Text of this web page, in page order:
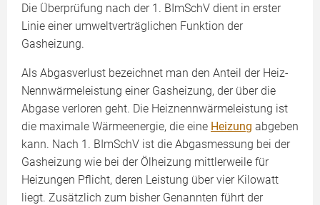
Die Überprüfung nach der 1. BImSchV dient in erster
Linie einer umweltverträglichen Funktion der
Gasheizung.
Als Abgasverlust bezeichnet man den Anteil der Heiz-
Nennwärmeleistung einer Gasheizung, der über die
Abgase verloren geht. Die Heiznennwärmeleistung ist
die maximale Wärmeenergie, die eine Heizung abgeben
kann. Nach 1. BImSchV ist die Abgasmessung bei der
Gasheizung wie bei der Ölheizung mittlerweile für
Heizungen Pflicht, deren Leistung über vier Kilowatt
liegt. Zusätzlich zum bisher Genannten führt der